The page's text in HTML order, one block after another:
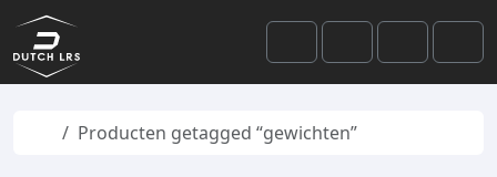
Skip to content
Skip to footer
SearchAccount
Cart
Home
Producten getagged “gewichten”